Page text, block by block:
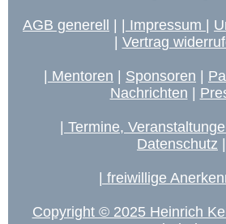
AGB generell | | Impressum |
| Vertrag
| Mentoren | Sponsoren |
Nachrichten |
| Termine,
Datenschutz |
| freiwillige
Copyright © 2025 Heinrich